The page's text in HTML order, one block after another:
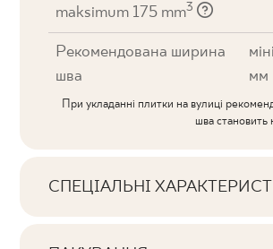
maksimum 175 mm3
Рекомендована ширина
шва
мм
При укладанні плитки на вулиці
шва
СПЕЦІАЛЬНІ